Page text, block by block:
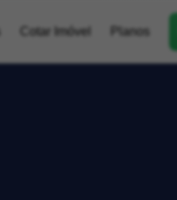
Cotar Imóvel Planos